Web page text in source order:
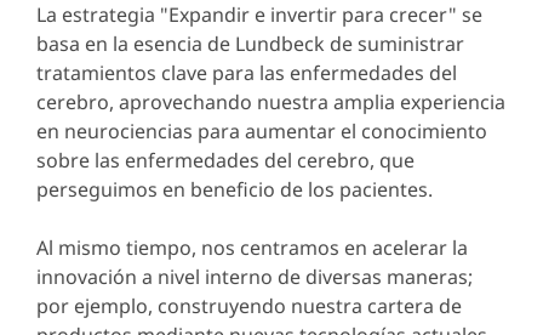
La estrategia "Expandir e invertir para crecer" se
basa en la esencia de Lundbeck de suministrar
tratamientos clave para las enfermedades del
cerebro, aprovechando nuestra amplia experiencia
en neurociencias para aumentar el conocimiento
sobre las enfermedades del cerebro, que
perseguimos en beneficio de los pacientes.
Al mismo tiempo, nos centramos en acelerar la
innovación a nivel interno de diversas maneras;
por ejemplo, construyendo nuestra cartera de